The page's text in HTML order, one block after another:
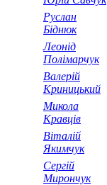
Руслан
Біднюк
Леонід
Полімарчук
Валерій
Криницький
Микола
Кравців
Віталій
Якимчук
Сергій
Мирончук